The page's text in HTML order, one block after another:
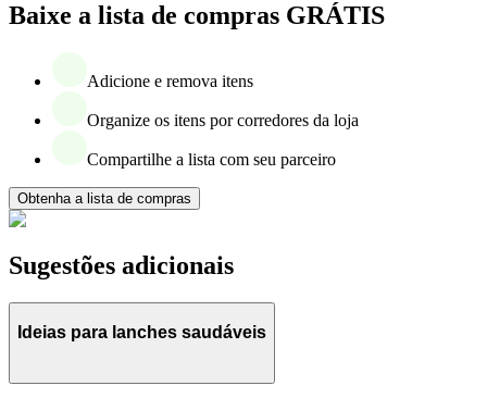
Baixe a lista de compras GRÁTIS
Adicione e remova itens
Organize os itens por corredores da loja
Compartilhe a lista com seu parceiro
Obtenha a lista de compras
Sugestões adicionais
Ideias para lanches saudáveis